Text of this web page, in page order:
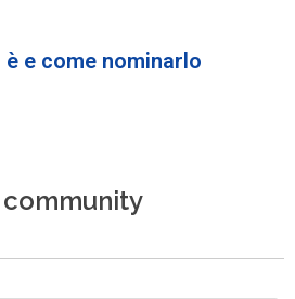
è e come nominarlo